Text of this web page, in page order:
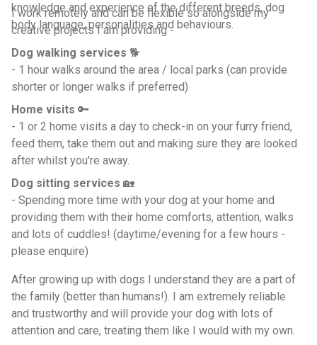
knowledge and experience of the different breeds, dog
body language, personalities and behaviours.
I work remotely and can be flexible so alongside my
creative projects I am providing -
Dog walking services 🐕
- 1 hour walks around the area / local parks (can provide
shorter or longer walks if preferred)
Home visits 🔑
- 1 or 2 home visits a day to check-in on your furry friend,
feed them, take them out and making sure they are looked
after whilst you're away.
Dog sitting services 🏡
- Spending more time with your dog at your home and
providing them with their home comforts, attention, walks
and lots of cuddles! (daytime/evening for a few hours -
please enquire)
After growing up with dogs I understand they are a part of
the family (better than humans!). I am extremely reliable
and trustworthy and will provide your dog with lots of
attention and care, treating them like I would with my own.